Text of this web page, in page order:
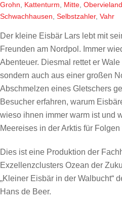
Grohn Kattenturm Mitte Obervieland
Schwachhausen Selbstzahler, Vahr
Der kleine Eisbär Lars lebt mit
Freunden am Nordpol. Immer
Abenteuer. Diesmal rettet er
sondern auch aus einer großen
Abschmelzen eines Gletschers
Besucher erfahren, warum
wieso ihnen immer warm ist und
Meereises in der Arktis für
Dies ist eine Produktion der
Exzellenzclusters Ozean der
„Kleiner Eisbär in der Walbucht“
Hans de Beer.